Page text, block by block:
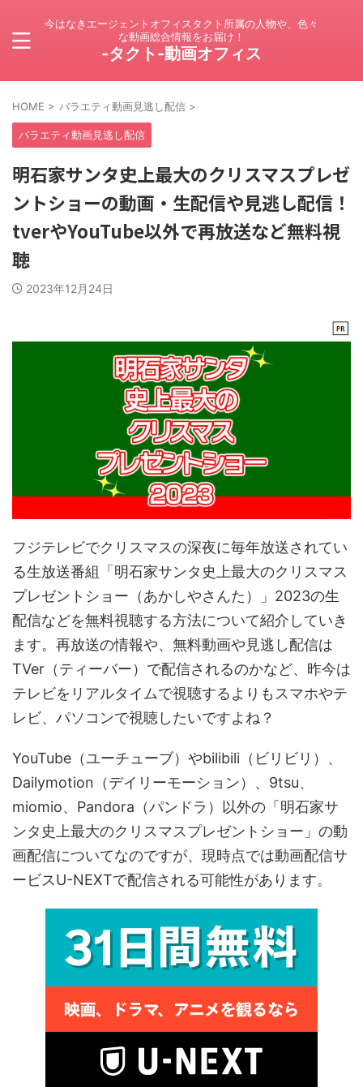
今はなきエージェントオフィスタクト所属の人物や、色々
な動画総合情報をお届け！
-タクト-動画オフィス
HOME > バラエティ動画見逃し配信 >
バラエティ動画見逃し配信
明石家サンタ史上最大のクリスマスプレゼ
ントショーの動画・生配信や見逃し配信！
tverやYouTube以外で再放送など無料視
聴
2023年12月24日
フジテレビでクリスマスの深夜に毎年放送されてい
る生放送番組「明石家サンタ史上最大のクリスマス
プレゼントショー（あかしやさんた）」2023の生
配信などを無料視聴する方法について紹介していき
ます。再放送の情報や、無料動画や見逃し配信は
TVer（ティーバー）で配信されるのかなど、昨今は
テレビをリアルタイムで視聴するよりもスマホやテ
レビ、パソコンで視聴したいですよね？
YouTube（ユーチューブ）やbilibili（ビリビリ）、
Dailymotion（デイリーモーション）、9tsu、
miomio、Pandora（パンドラ）以外の「明石家サ
ンタ史上最大のクリスマスプレゼントショー」の動
画配信についてなのですが、現時点では動画配信サ
ービスU-NEXTで配信される可能性があります。